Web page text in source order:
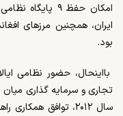
امکان حفظ ۹
ایران، همچنین مرزهای
بود.
بااینحال، حضور نظامی
تجاری و سرمایه گذاری
سال ۲۰۱۲، توافق